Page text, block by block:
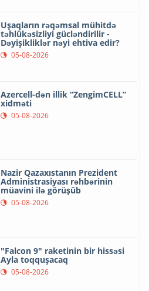
Uşaqların rəqəmsal mühitdə
təhlükəsizliyi gücləndirilir -
Dəyişikliklər nəyi ehtiva edir?
05-08-2026
Azercell-dən illik “ZengimCELL”
xidməti
05-08-2026
Nazir Qazaxıstanın Prezident
Administrasiyası rəhbərinin
müavini ilə görüşüb
05-08-2026
"Falcon 9" raketinin bir hissəsi
Ayla toqquşacaq
05-08-2026